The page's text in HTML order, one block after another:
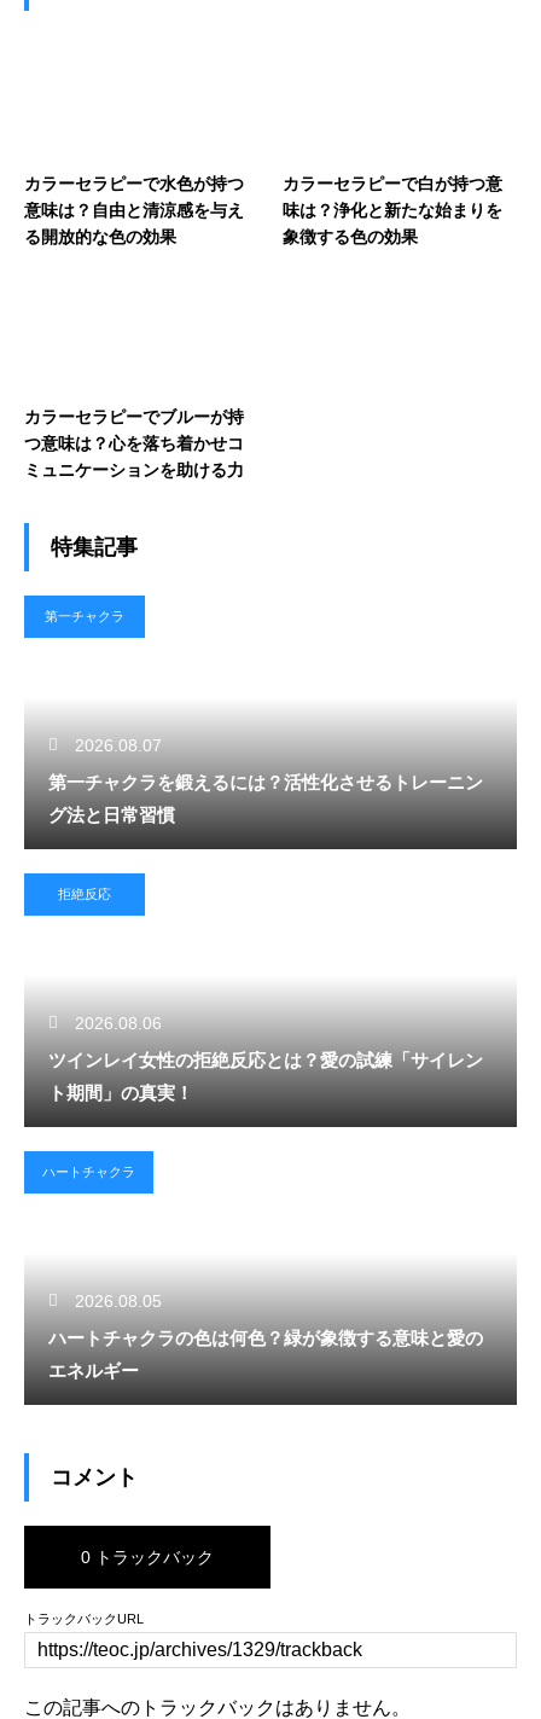
カラーセラピーで水色が持つ
意味は？自由と清涼感を与え
る開放的な色の効果
カラーセラピーで白が持つ意
味は？浄化と新たな始まりを
象徴する色の効果
カラーセラピーでブルーが持
つ意味は？心を落ち着かせコ
ミュニケーションを助ける力
特集記事
第一チャクラ
2026.08.07
第一チャクラを鍛えるには？活性化させるトレーニン
グ法と日常習慣
拒絶反応
2026.08.06
ツインレイ女性の拒絶反応とは？愛の試練「サイレン
ト期間」の真実！
ハートチャクラ
2026.08.05
ハートチャクラの色は何色？緑が象徴する意味と愛の
エネルギー
コメント
0 トラックバック
トラックバックURL
この記事へのトラックバックはありません。